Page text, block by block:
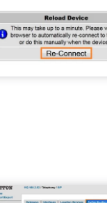
larger version
larger version